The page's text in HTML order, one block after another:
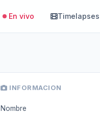
En vivo Timelapses
INFORMACION
Nombre